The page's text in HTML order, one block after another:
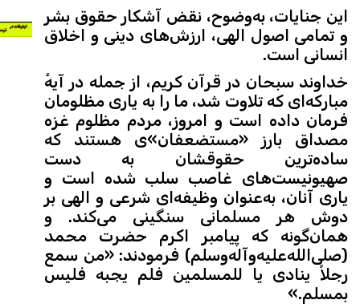
این جنایات، به‌وضوح، نقض آشکار حقوق بشر
و تمامی اصول الهی، ارزش‌های دینی و اخلاق
انسانی است.
خداوند سبحان در قرآن کریم، از جمله در آیهٔ
مبارکه‌ای که تلاوت شد، ما را به یاری مظلومان
فرمان داده است و امروز، مردم مظلوم غزه
مصداق بارز «مستضعفان»ی هستند که
ساده‌ترین حقوقشان به دست
صهیونیست‌های غاصب سلب شده است و
یاری آنان، به‌عنوان وظیفه‌ای شرعی و الهی بر
دوش هر مسلمانی سنگینی می‌کند. و
همان‌گونه که پیامبر اکرم حضرت محمد
(صلی‌الله‌علیه‌وآله‌وسلم) فرمودند: «من سمع
رجلاً ینادی یا للمسلمین فلم یجبه فلیس
بمسلم.»